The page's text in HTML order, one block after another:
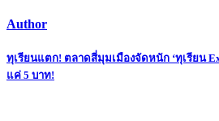
Author
Post
navigation
ทุเรียนแตก! ตลาดสี่มุมเมืองจัดหนัก ‘ทุเรียน
แค่ 5 บาท!